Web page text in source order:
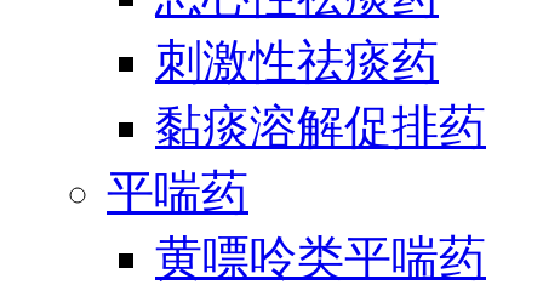
刺激性祛痰药
黏痰溶解促排药
平喘药
黄嘌呤类平喘药